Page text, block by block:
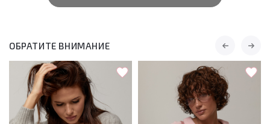
ОБРАТИТЕ ВНИМАНИЕ